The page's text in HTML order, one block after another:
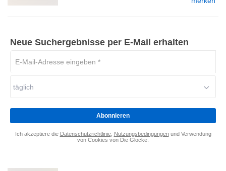
Neue Suchergebnisse per E-Mail erhalten
Adresse
*
täglich
Abonnieren
Ich akzeptiere die Datenschutzrichtlinie, Nutzungsbedingungenund Verwendung
von Cookies von Die Glocke.